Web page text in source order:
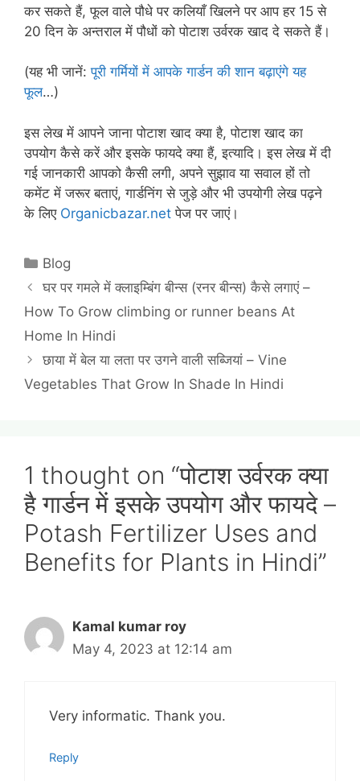
कर सकते हैं, फूल वाले पौधे पर कलियाँ खिलने पर आप हर 15 से
20 दिन के अन्तराल में पौधों को पोटाश उर्वरक खाद दे सकते हैं।
(यह भी जानें:पूरी गर्मियों में आपके गार्डन की शान बढ़ाएंगे यह
फूल…)
इस लेख में आपने जाना पोटाश खाद क्या है, पोटाश खाद का
उपयोग कैसे करें और इसके फायदे क्या हैं, इत्यादि। इस लेख में दी
गई जानकारी आपको कैसी लगी, अपने सुझाव या सवाल हों तो
कमेंट में जरूर बताएं, गार्डनिंग से जुड़े और भी उपयोगी लेख पढ़ने
के लिए Organicbazar.net पेज पर जाएं।
Categories
Blog
घर पर गमले में क्लाइम्बिंग बीन्स (रनर बीन्स) कैसे लगाएं –
How To Grow climbing or runner beans At
Home In Hindi
छाया में बेल या लता पर उगने वाली सब्जियां – Vine
Vegetables That Grow In Shade In Hindi
1 thought on “पोटाश उर्वरक क्या
है गार्डन में इसके उपयोग और फायदे –
Potash Fertilizer Uses and
Benefits for Plants in Hindi”
Kamal kumar roy
May 4, 2023 at 12:14 am
Very informatic. Thank you.
Reply